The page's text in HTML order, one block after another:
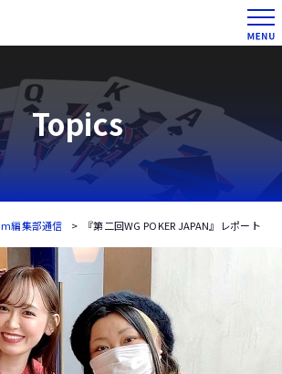
Topics
m編集部通信 『第二回WG POKER JAPAN』レポート